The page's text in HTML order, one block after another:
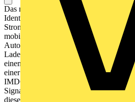
Das mobile Vigilohm-Kit dient der
Identifizierung von dauerhaften
Stromnetzen von der Hauptzuleitung
mobile Fehlerortungsgerät ist 7 kg
Autonomie, ein mobiles
Lade- und Verbindungskabel für die
einem Ein-/Ausschalter. Das Kit
einer der drei speziellen
IMDCP50 und IMDCP100 und erfordert
Signals durch IM400 oder XM300 CPI.
dieser Sonden angeschlossen werden,